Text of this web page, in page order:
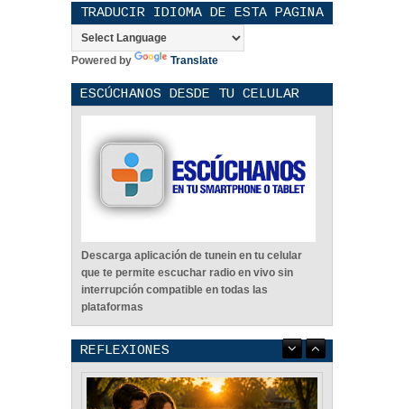
TRADUCIR IDIOMA DE ESTA PAGINA
Powered by Translate
ESCÚCHANOS DESDE TU CELULAR
Descarga aplicación de tunein en tu celular
que te permite escuchar radio en vivo sin
interrupción compatible en todas las
plataformas
REFLEXIONES